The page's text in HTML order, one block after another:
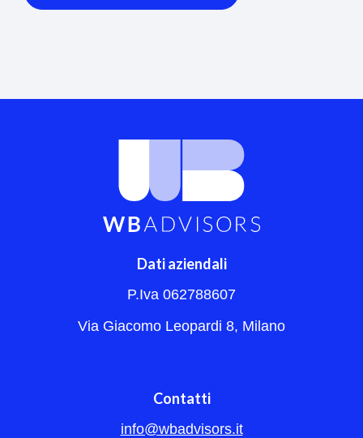
Dati aziendali
P.Iva 062788607
Via Giacomo Leopardi 8, Milano
Contatti
info@wbadvisors.it